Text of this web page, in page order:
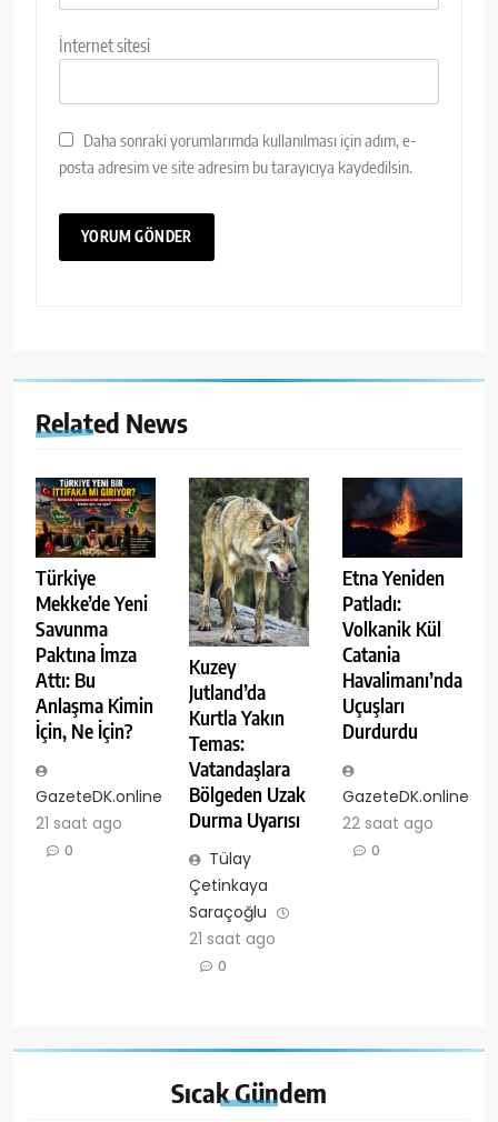
İnternet sitesi
Daha sonraki yorumlarımda kullanılması için adım, e-
posta adresim ve site adresim bu tarayıcıya kaydedilsin.
Related News
Türkiye
Mekke’de Yeni
Savunma
Paktına İmza
Attı: Bu
Anlaşma Kimin
İçin, Ne İçin?
GazeteDK.online
21 saat ago
0
Kuzey
Jutland’da
Kurtla Yakın
Temas:
Vatandaşlara
Bölgeden Uzak
Durma Uyarısı
Tülay
Çetinkaya
Saraçoğlu
21 saat ago
0
Etna Yeniden
Patladı:
Volkanik Kül
Catania
Havalimanı’nda
Uçuşları
Durdurdu
GazeteDK.online
22 saat ago
0
SıcakGündem